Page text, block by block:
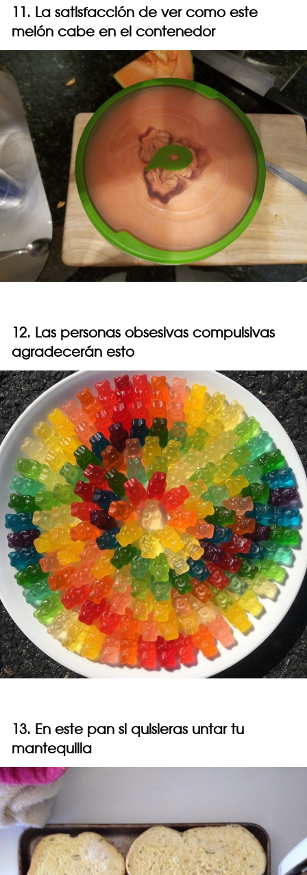
11. La satisfacción de ver como este
melón cabe en el contenedor
12. Las personas obsesivas compulsivas
agradecerán esto
13. En este pan si quisieras untar tu
mantequilla